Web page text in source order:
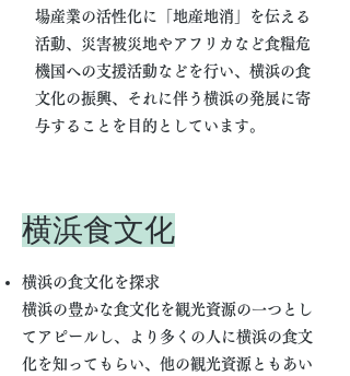
場産業の活性化に「地産地消」を伝える
活動、災害被災地やアフリカなど食糧危
機国への支援活動などを行い、横浜の食
文化の振興、それに伴う横浜の発展に寄
与することを目的としています。
横浜食文化
横浜の食文化を探求
横浜の豊かな食文化を観光資源の一つとし
てアピールし、
より 多くの人に横浜の食文
化を知ってもらい、 他の観光資源ともあい